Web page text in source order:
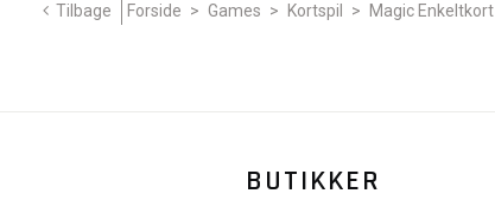
Tilbage Forside > Games > Kortspil > Magic Enkeltkort
BUTIKKER